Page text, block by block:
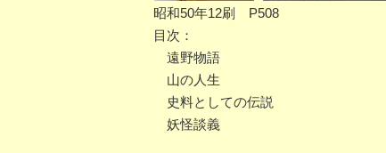
昭和50年12刷 P508
目次：
遠野物語
山の人生
史料としての伝説
妖怪談義